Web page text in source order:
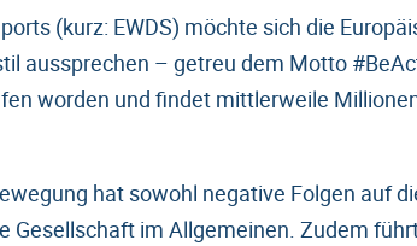
(kurz: EWDS) möchte sich die
aussprechen – getreu dem Motto
worden und findet mittlerweile
hat sowohl negative Folgen auf
Gesellschaft im Allgemeinen. Zudem